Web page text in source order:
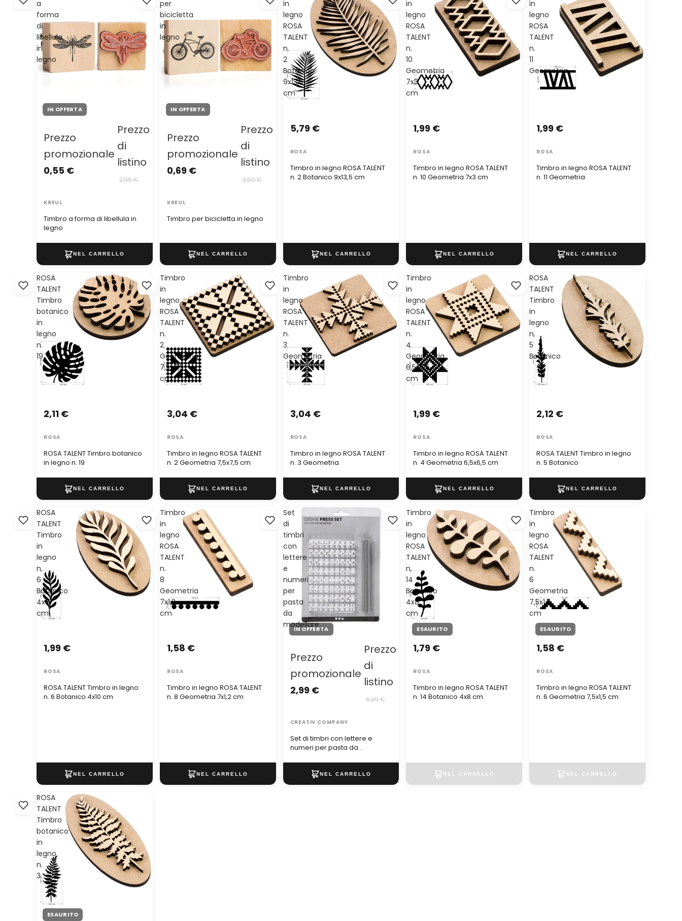
a
forma
di
libellula
in
legno
IN OFFERTA
Timbro a forma di libellula in
legno
Prezzo
promozionale
0,55 €
Prezzo
di
listino
2,95 €
KREUL
per
bicicletta
in
legno
IN OFFERTA
Timbro per bicicletta in legno
Prezzo
promozionale
0,69 €
Prezzo
di
listino
3,59 €
KREUL
in
legno
ROSA
TALENT
n.
2
Botanico
9x13,5
cm
Timbro in legno ROSA TALENT
n. 2 Botanico 9x13,5 cm
5,79 €
ROSA
in
legno
ROSA
TALENT
n.
10
Geometria
7x3
cm
Timbro in legno ROSA TALENT
n. 10 Geometria 7x3 cm
1,99 €
ROSA
in
legno
ROSA
TALENT
n.
11
Geometria
Timbro in legno ROSA TALENT
n. 11 Geometria
1,99 €
ROSA
ROSA
TALENT
Timbro
botanico
in
legno
n.
19
ROSA TALENT Timbro botanico
in legno n. 19
2,11 €
ROSA
Timbro
in
legno
ROSA
TALENT
n.
2
Geometria
7,5x7,5
cm
Timbro in legno ROSA TALENT
n. 2 Geometria 7,5x7,5 cm
3,04 €
ROSA
Timbro
in
legno
ROSA
TALENT
n.
3
Geometria
Timbro in legno ROSA TALENT
n. 3 Geometria
3,04 €
ROSA
Timbro
in
legno
ROSA
TALENT
n.
4
Geometria
6,5x6,5
cm
Timbro in legno ROSA TALENT
n. 4 Geometria 6,5x6,5 cm
1,99 €
ROSA
ROSA
TALENT
Timbro
in
legno
n.
5
Botanico
ROSA TALENT Timbro in legno
n. 5 Botanico
2,12 €
ROSA
ROSA
TALENT
Timbro
in
legno
n.
6
Botanico
4x10
cm
ROSA TALENT Timbro in legno
n. 6 Botanico 4x10 cm
1,99 €
ROSA
Timbro
in
legno
ROSA
TALENT
n.
8
Geometria
7x1,2
cm
Timbro in legno ROSA TALENT
n. 8 Geometria 7x1,2 cm
1,58 €
ROSA
Set
di
timbri
con
lettere
e
numeri
per
pasta
da
modellare
IN OFFERTA
Set di timbri con lettere e
numeri per pasta da
Prezzo
promozionale
2,99 €
Prezzo
di
listino
6,39 €
CREATIV COMPANY
Timbro
in
legno
ROSA
TALENT
n.
14
Botanico
4x8
cm
ESAURITO
Timbro in legno ROSA TALENT
n. 14 Botanico 4x8 cm
1,79 €
ROSA
Timbro
in
legno
ROSA
TALENT
n.
6
Geometria
7,5x1,5
cm
ESAURITO
Timbro in legno ROSA TALENT
n. 6 Geometria 7,5x1,5 cm
1,58 €
ROSA
ROSA
TALENT
Timbro
botanico
in
legno
n.
3
ESAURITO